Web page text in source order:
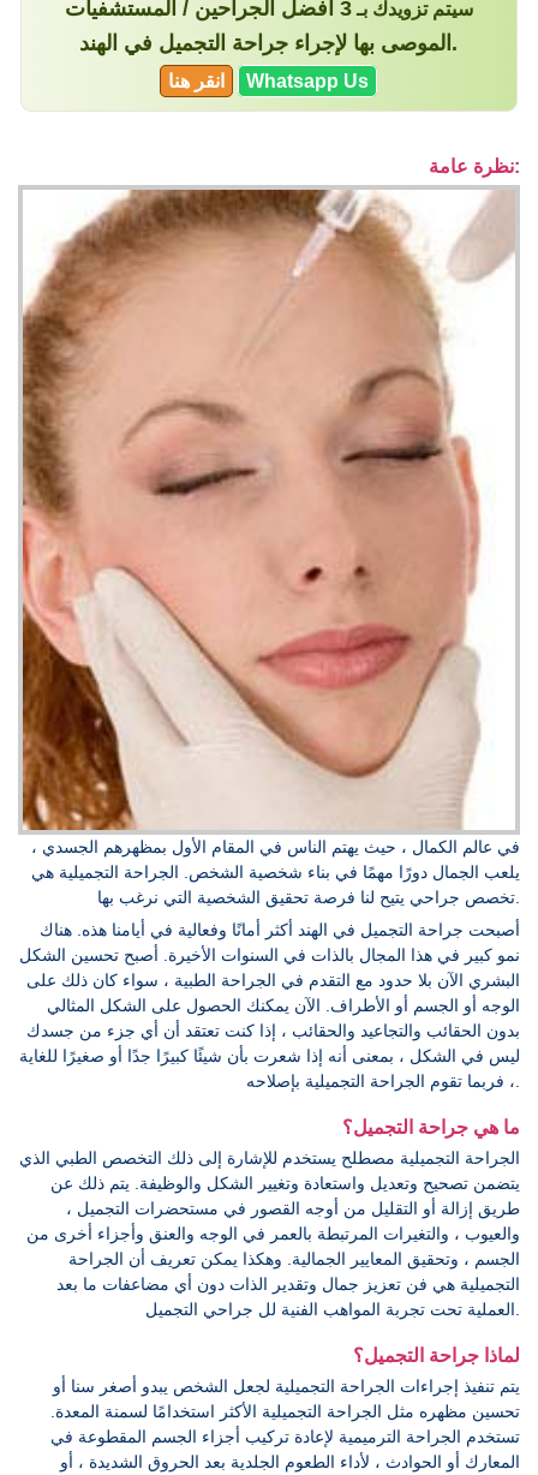
سيتم تزويدك بـ
3 أفضل الجراحين / المستشفيات
الموصى بها لإجراء جراحة التجميل في الهند.
انقر هنا Whatsapp Us
نظرة عامة:
في عالم الكمال ، حيث يهتم الناس في المقام الأول بمظهرهم الجسدي ،
يلعب الجمال دورًا مهمًا في بناء شخصية الشخص. الجراحة التجميلية هي
أصبحت جراحة التجميل في الهند أكثر أمانًا وفعالية في أيامنا هذه. هناك
نمو كبير في هذا المجال بالذات في السنوات الأخيرة. أصبح تحسين الشكل
البشري الآن بلا حدود مع التقدم في الجراحة الطبية ، سواء كان ذلك على
الوجه أو الجسم أو الأطراف. الآن يمكنك الحصول على الشكل المثالي
بدون الحقائب والتجاعيد والحقائب ، إذا كنت تعتقد أن أي جزء من جسدك
ليس في الشكل ، بمعنى أنه إذا شعرت بأن شيئًا كبيرًا جدًا أو صغيرًا للغاية
ما هي جراحة التجميل؟
الجراحة التجميلية مصطلح يستخدم للإشارة إلى ذلك التخصص الطبي الذي
يتضمن تصحيح وتعديل واستعادة وتغيير الشكل والوظيفة. يتم ذلك عن
طريق إزالة أو التقليل من أوجه القصور في مستحضرات التجميل ،
والعيوب ، والتغيرات المرتبطة بالعمر في الوجه والعنق وأجزاء أخرى من
الجسم ، وتحقيق المعايير الجمالية. وهكذا يمكن تعريف أن الجراحة
التجميلية هي فن تعزيز جمال وتقدير الذات دون أي مضاعفات ما بعد
لماذا جراحة التجميل؟
يتم تنفيذ إجراءات الجراحة التجميلية لجعل الشخص يبدو أصغر سنا أو
تحسين مظهره مثل الجراحة التجميلية الأكثر استخدامًا لسمنة المعدة.
تستخدم الجراحة الترميمية لإعادة تركيب أجزاء الجسم المقطوعة في
المعارك أو الحوادث ، لأداء الطعوم الجلدية بعد الحروق الشديدة ، أو